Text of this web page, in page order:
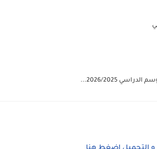
2026/2025...